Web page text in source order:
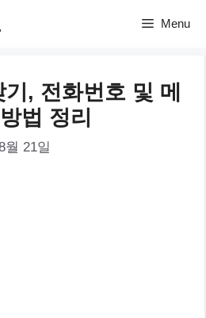
Menu
, 전화번호 및 메
법 정리
월 21일